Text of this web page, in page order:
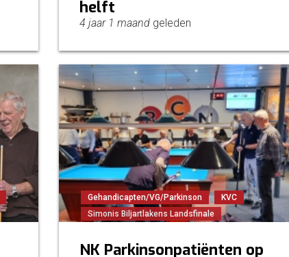
helft
4 jaar 1 maandgeleden
Gehandicapten/VG/Parkinson
KVC
Simonis Biljartlakens Landsfinale
NK Parkinsonpatiënten op